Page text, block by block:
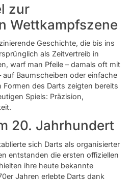
zur
Wettkampfszene
Geschichte, die bis ins
als Zeitvertreib in
warf man Pfeile – damals oft mit
Baumscheiben oder einfache
Formen des Darts zeigten bereits
Spiels: Präzision,
20. Jahrhundert
sich Darts als organisierter
entstanden die ersten offiziellen
ihre heute bekannte
Jahren erlebte Darts dank